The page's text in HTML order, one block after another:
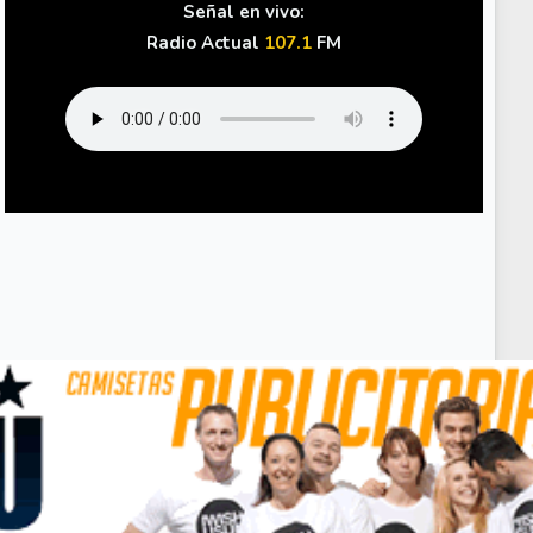
Señal en vivo:
Radio Actual 107.1FM
Morado: Honor Clásico